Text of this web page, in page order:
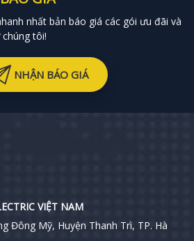
nhất bản báo giá các gói ưu đãi và
tôi!
NHẬN BÁO GIÁ
VIỆT NAM
Đông Mỹ, Huyện Thanh Trì, TP. Hà